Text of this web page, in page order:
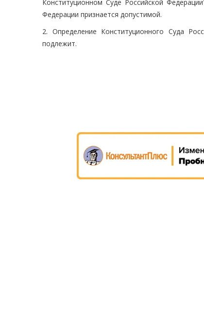
Конституционном Суде Российской
Федерации признается допустимой.
2. Определение Конституционного Суда
подлежит.